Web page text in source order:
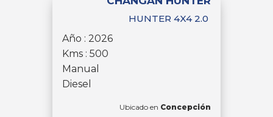
HUNTER 4X4 2.0
Año : 2026
Kms : 500
Manual
Diesel
Ubicado en Concepción